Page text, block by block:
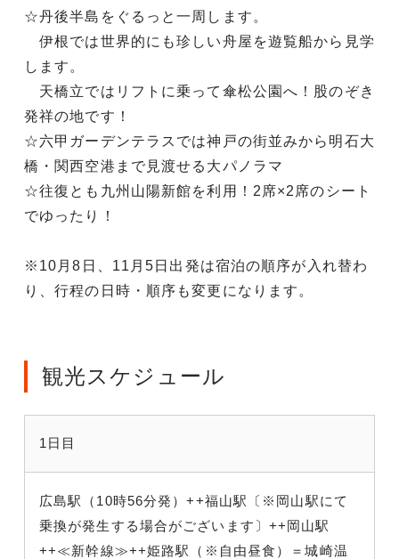
☆丹後半島をぐるっと一周します。
伊根では世界的にも珍しい舟屋を遊覧船から見学
します。
天橋立ではリフトに乗って傘松公園へ！股のぞき
発祥の地です！
☆六甲ガーデンテラスでは神戸の街並みから明石大
橋・関西空港まで見渡せる大パノラマ
☆往復とも九州山陽新館を利用！2席×2席のシート
でゆったり！
※10月8日、11月5日出発は宿泊の順序が入れ替わ
り、行程の日時・順序も変更になります。
観光スケジュール
1日目
広島駅（10時56分発）++福山駅〔※岡山駅にて
乗換が発生する場合がございます〕++岡山駅
++≪新幹線≫++姫路駅（※自由昼食）＝城崎温